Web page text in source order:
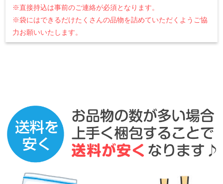
※直接持込は事前のご連絡が必須となります。
※袋にはできるだけたくさんの品物を詰めていただくようご協
力お願いいたします。